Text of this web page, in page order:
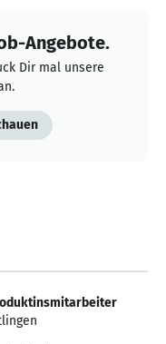
Angebote.
Dir mal unsere